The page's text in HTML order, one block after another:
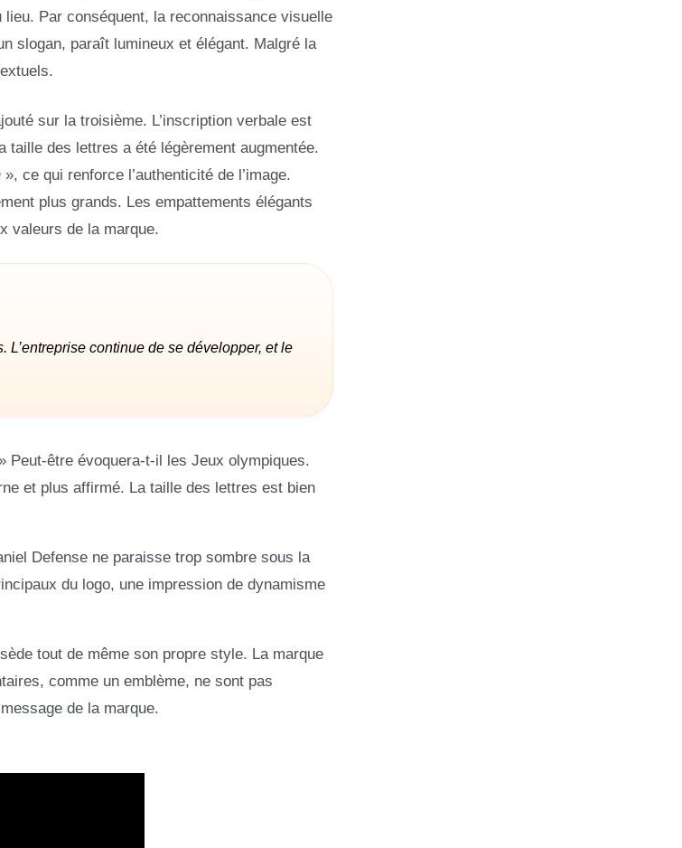
lieu. Par conséquent, la reconnaissance visuelle
slogan, paraît lumineux et élégant. Malgré la
sur la troisième. L’inscription verbale est
des lettres a été légèrement augmentée.
ce qui renforce l’authenticité de l’image.
plus grands. Les empattements élégants
valeurs de la marque.
L’entreprise continue de se développer, et le
Peut-être évoquera-t-il les Jeux olympiques.
et plus affirmé. La taille des lettres est bien
Defense ne paraisse trop sombre sous la
du logo, une impression de dynamisme
tout de même son propre style. La marque
comme un emblème, ne sont pas
de la marque.